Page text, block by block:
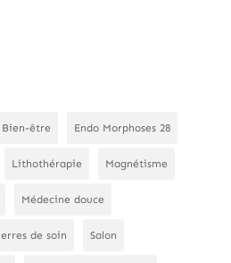
Bien-être Endo Morphoses 28
Lithothérapie Magnétisme
Médecine douce
de soin Salon